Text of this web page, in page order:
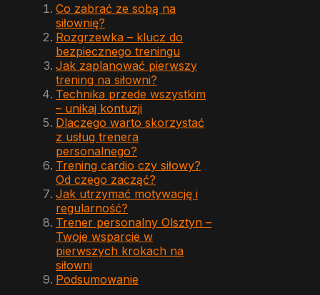
Co zabrać ze sobą na
siłownię?
Rozgrzewka – klucz do
bezpiecznego treningu
Jak zaplanować pierwszy
trening na siłowni?
Technika przede wszystkim
– unikaj kontuzji
Dlaczego warto skorzystać
z usług trenera
personalnego?
Trening cardio czy siłowy?
Od czego zacząć?
Jak utrzymać motywację i
regularność?
Trener personalny Olsztyn –
Twoje wsparcie w
pierwszych krokach na
siłowni
Podsumowanie